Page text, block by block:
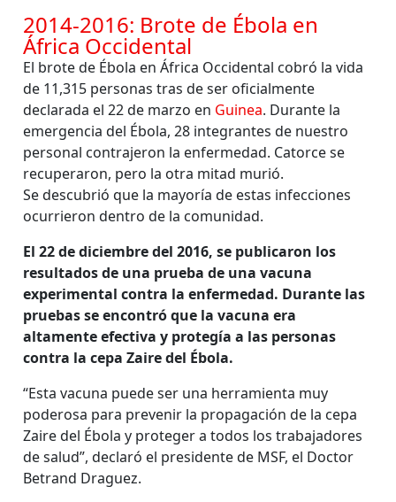
2014-2016: Brote de Ébola en
África Occidental
El brote de Ébola en África Occidental cobró la vida
de 11,315 personas tras de ser oficialmente
declarada el 22 de marzo en Guinea. Durante la
emergencia del Ébola, 28 integrantes de nuestro
personal contrajeron la enfermedad. Catorce se
recuperaron, pero la otra mitad murió.
Se descubrió que la mayoría de estas infecciones
ocurrieron dentro de la comunidad.
El 22 de diciembre del 2016, se publicaron los
resultados de una prueba de una vacuna
experimental contra la enfermedad. Durante las
pruebas se encontró que la vacuna era
altamente efectiva y protegía a las personas
contra la cepa Zaire del Ébola.
“Esta vacuna puede ser una herramienta muy
poderosa para prevenir la propagación de la cepa
Zaire del Ébola y proteger a todos los trabajadores
de salud”, declaró el presidente de MSF, el Doctor
Betrand Draguez.